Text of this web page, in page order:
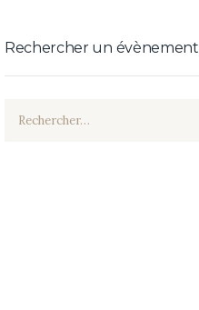
Rechercher un évènement
Rechercher :